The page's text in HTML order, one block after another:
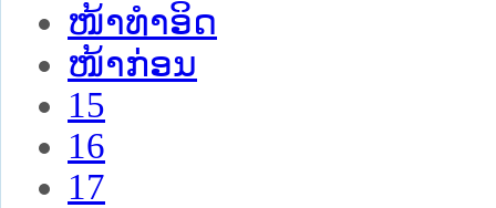
ໜ້າທໍາອິດ
ໜ້າກ່ອນ
15
16
17